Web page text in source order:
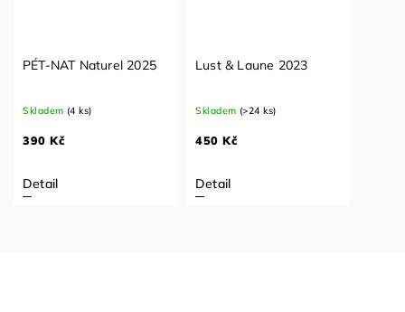
PÉT-NAT Naturel 2025
Skladem (4 ks)
390 Kč
Detail
Lust & Laune 2023
Skladem (>24 ks)
450 Kč
Detail